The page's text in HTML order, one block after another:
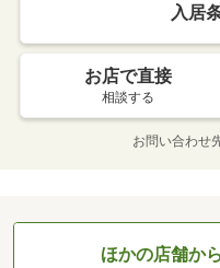
入居
お店で直接
相談する
お問い合わせ
ほかの店舗か